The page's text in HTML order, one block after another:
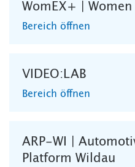
WomEX+ |
Bereich öffnen
VIDEO:LAB
Bereich öffnen
ARP-WI |
Platform Wildau